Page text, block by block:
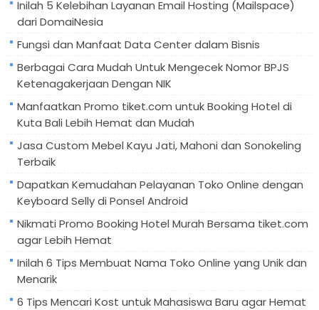
Inilah 5 Kelebihan Layanan Email Hosting (Mailspace)
dari DomaiNesia
Fungsi dan Manfaat Data Center dalam Bisnis
Berbagai Cara Mudah Untuk Mengecek Nomor BPJS
Ketenagakerjaan Dengan NIK
Manfaatkan Promo tiket.com untuk Booking Hotel di
Kuta Bali Lebih Hemat dan Mudah
Jasa Custom Mebel Kayu Jati, Mahoni dan Sonokeling
Terbaik
Dapatkan Kemudahan Pelayanan Toko Online dengan
Keyboard Selly di Ponsel Android
Nikmati Promo Booking Hotel Murah Bersama tiket.com
agar Lebih Hemat
Inilah 6 Tips Membuat Nama Toko Online yang Unik dan
Menarik
6 Tips Mencari Kost untuk Mahasiswa Baru agar Hemat